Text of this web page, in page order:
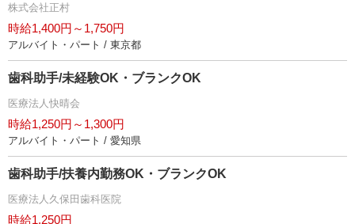
株式会社正村
時給1,400円～1,750円
アルバイト・パート / 東京都
歯科助手/未経験OK・ブランクOK
医療法人快晴会
時給1,250円～1,300円
アルバイト・パート / 愛知県
歯科助手/扶養内勤務OK・ブランクOK
医療法人久保田歯科医院
時給1,250円